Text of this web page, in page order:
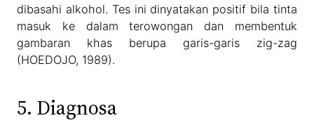
dibasahi alkohol. Tes ini dinyatakan positif bila tinta
masuk ke dalam terowongan dan membentuk
gambaran khas berupa garis-garis zig-zag
(HOEDOJO, 1989).
5. Diagnosa